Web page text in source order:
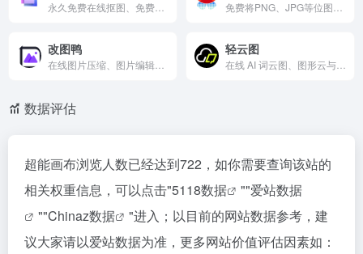
改图鸭 轻云图
数据评估
超能画布浏览人数已经达到722，如你需要查询该站的
相关权重信息，可以点击"5118数据 ""爱站数据
""Chinaz数据
"进入；以目前的网站数据参考，建
议大家请以爱站数据为准，更多网站价值评估因素如：